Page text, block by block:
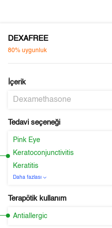
DEXAFREE
80% uygunluk
İçerik
Dexamethasone
Tedavi seçeneği
Pink Eye
Keratoconjunctivitis
Keratitis
Daha fazlası
Terapötik kullanım
Antiallergic